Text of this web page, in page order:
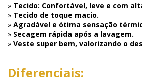
» Tecido: Confortável, leve e com
» Tecido de toque macio.
» Agradável e ótima sensação
» Secagem rápida após a lavagem.
» Veste super bem, valorizando o
Diferenciais: